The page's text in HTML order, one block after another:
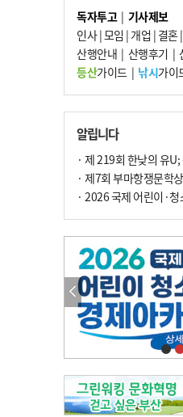
8
피란마을 67년 역사
미초 통폐합 기로
9
외국인 선원 ‘인신매
우려가 현실로
10 수사독점 책임 커진
랴부랴 속도전
독자투고| 기사제보
인사|모임 | 개업 | 결혼|
산행안내 | 산행후기 |
등산가이드| 낚시가이
알립니다
· 제 219회 한낮의 유
· 제7회 부마항쟁문학
· 2026 국제 어린이·